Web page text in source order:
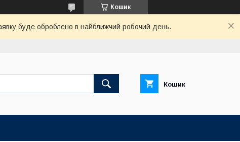
Кошик
буде оброблено в найближчий робочий день.
Кошик